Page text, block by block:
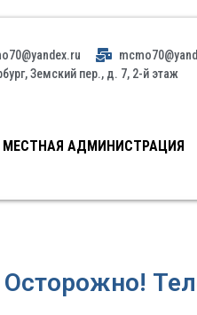
Земский пер., д. 7, 2-й этаж
МЕСТНАЯ АДМИНИСТРАЦИЯ
Осторожно!